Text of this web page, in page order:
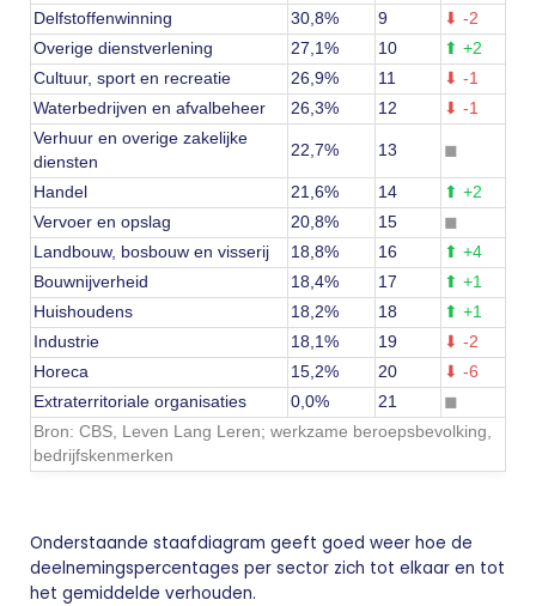
Delfstoffenwinning
30,8% 9 ⬇ -2
Overige dienstverlening
27,1% 10 ⬆ +2
Cultuur, sport en recreatie
26,9% 11 ⬇ -1
Waterbedrijven en afvalbeheer
26,3% 12 ⬇ -1
Verhuur en overige zakelijke
diensten
22,7% 13 ◼
Handel 21,6% 14 ⬆ +2
Vervoer en opslag
20,8% 15
◼
Landbouw, bosbouw en visserij
18,8% 16 ⬆ +4
Bouwnijverheid
18,4% 17 ⬆ +1
Huishoudens
18,2% 18 ⬆ +1
Industrie
18,1% 19 ⬇ -2
Horeca
15,2% 20 ⬇ -6
Extraterritoriale organisaties
0,0% 21
◼
Bron: CBS, Leven Lang Leren; werkzame beroepsbevolking,
bedrijfskenmerken
Onderstaande staafdiagram geeft goed weer hoe de
deelnemingspercentages per sector zich tot elkaar en tot
het gemiddelde verhouden.